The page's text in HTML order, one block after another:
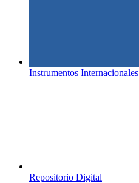
Instrumentos Internacionales
Repositorio Digital